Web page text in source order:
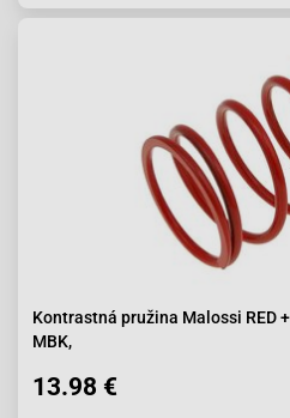
Kontrastná pružina Malossi RED
MBK,
13.98 €